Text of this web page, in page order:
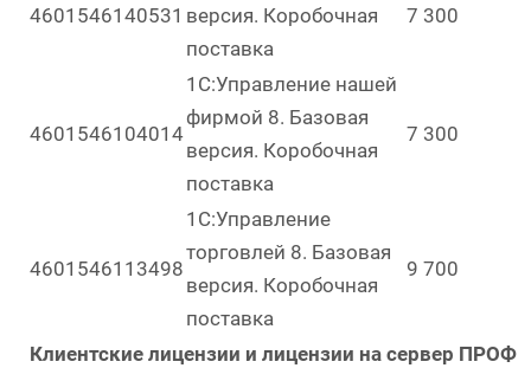
4601546140531 версия. Коробочная
поставка
7 300
4601546104014
1С:Управление нашей
фирмой 8. Базовая
версия. Коробочная
поставка
7 300
4601546113498
1С:Управление
торговлей 8. Базовая
версия. Коробочная
поставка
9 700
Клиентские лицензии и лицензии на сервер ПРОФ